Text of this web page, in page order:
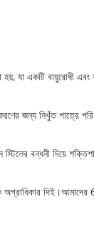
যা একটি বায়ুরোধী
জন্য নিখুঁত পাত্রে
বন্ধনী দিয়ে
অগ্রাধিকার